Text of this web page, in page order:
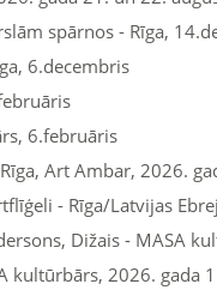
spārnos - Rīga,
6.decembris
6.februāris
Art Ambar, 2026.
- Rīga/Latvijas
Dižais - MASA
kultūrbārs, 2026. gada